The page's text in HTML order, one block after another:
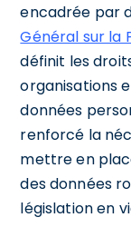
encadrée par
Général sur la
définit les
organisations
données
renforcé la
mettre en
des données
législation en